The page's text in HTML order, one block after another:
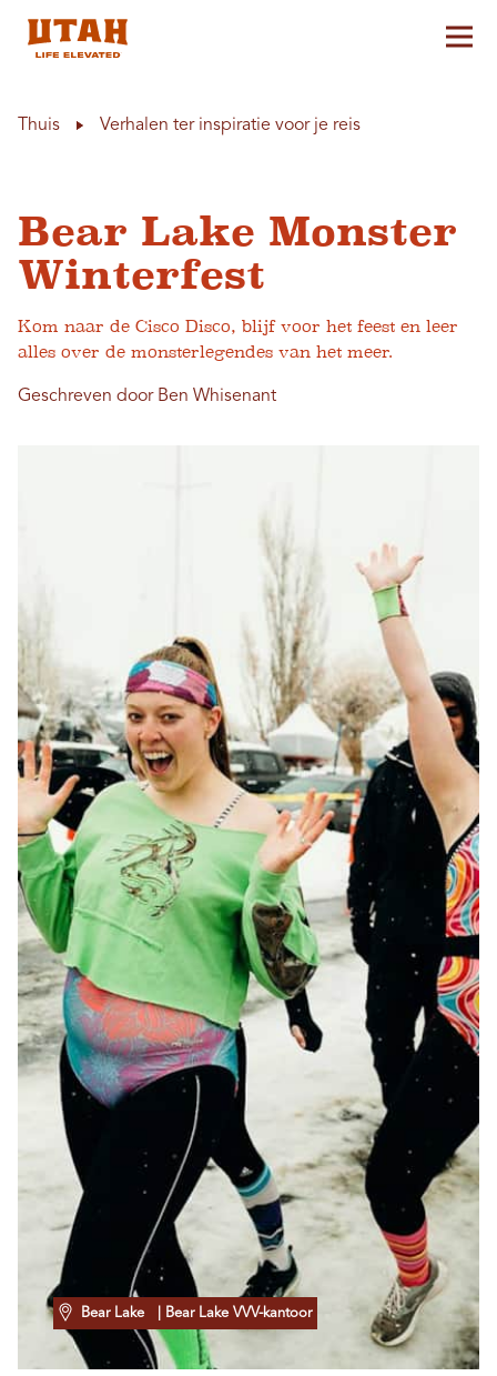
Thuis Verhalen ter inspiratie voor je reis
Bear Lake Monster
Winterfest
Kom naar de Cisco Disco, blijf voor het feest en leer
alles over de monsterlegendes van het meer.
Geschreven door Ben Whisenant
Bear Lake | Bear Lake VVV-kantoor